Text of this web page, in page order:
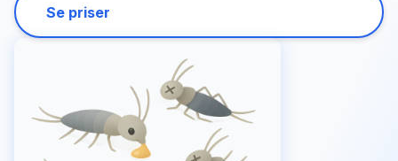
Se priser